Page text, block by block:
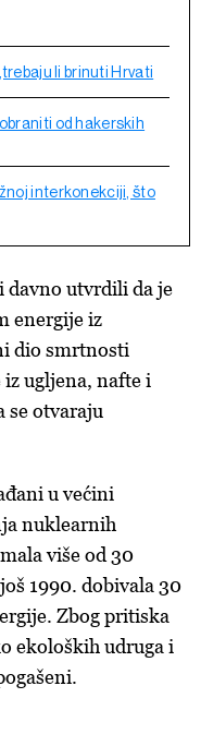
li brinuti Hrvati
od hakerskih
interkonekciji, što
davno utvrdili da je
energije iz
dio smrtnosti
ugljena, nafte i
se otvaraju
u većini
nuklearnih
više od 30
1990. dobivala 30
Zbog pritiska
ekoloških udruga i